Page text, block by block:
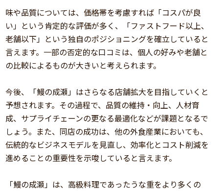
味や品質については、価格帯を考慮すれば「コスパが良
い」という肯定的な評価が多く、「ファストフード以上、
老舗以下」という独自のポジショニングを確立していると
言えます。一部の否定的な口コミは、個人の好みや老舗と
の比較によるものが大きいと考えられます。
今後、「鰻の成瀬」はさらなる店舗拡大を目指していくと
予想されます。その過程で、品質の維持・向上、人材育
成、サプライチェーンの更なる最適化などが課題となるで
しょう。また、同店の成功は、他の外食産業においても、
伝統的なビジネスモデルを見直し、効率化とコスト削減を
進めることの重要性を示唆していると言えます。
「鰻の成瀬」は、高級料理であったうな重をより多くの